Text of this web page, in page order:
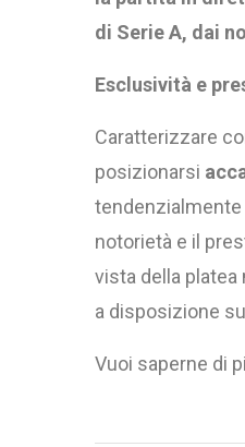
di Serie A, dai
Esclusività e
Caratterizzare
posizionarsi
notorietà e il
vista della
a disposizione
Vuoi saperne di